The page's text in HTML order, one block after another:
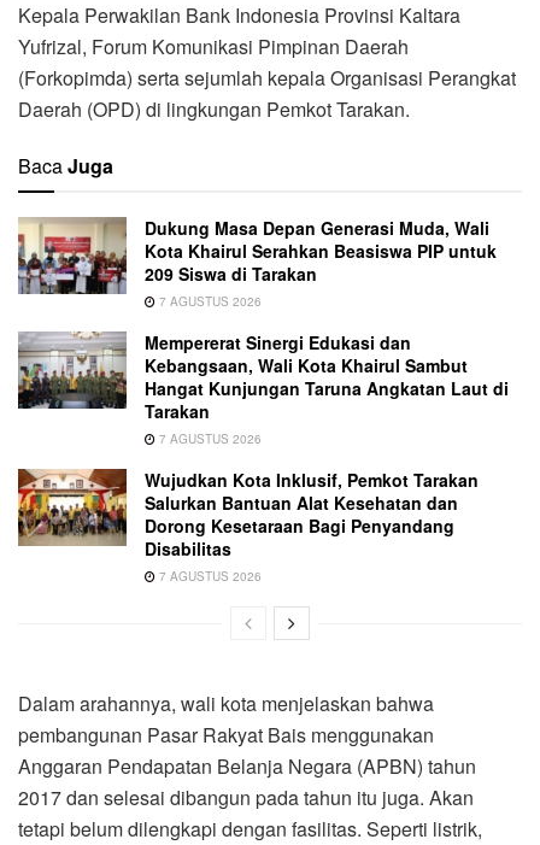
Kepala Perwakilan Bank Indonesia Provinsi Kaltara
Yufrizal, Forum Komunikasi Pimpinan Daerah
(Forkopimda) serta sejumlah kepala Organisasi Perangkat
Daerah (OPD) di lingkungan Pemkot Tarakan.
BacaJuga
Dukung Masa Depan Generasi Muda, Wali
Kota Khairul Serahkan Beasiswa PIP untuk
209 Siswa di Tarakan
7 AGUSTUS 2026
Mempererat Sinergi Edukasi dan
Kebangsaan, Wali Kota Khairul Sambut
Hangat Kunjungan Taruna Angkatan Laut di
Tarakan
7 AGUSTUS 2026
Wujudkan Kota Inklusif, Pemkot Tarakan
Salurkan Bantuan Alat Kesehatan dan
Dorong Kesetaraan Bagi Penyandang
Disabilitas
7 AGUSTUS 2026
Dalam arahannya, wali kota menjelaskan bahwa
pembangunan Pasar Rakyat Bais menggunakan
Anggaran Pendapatan Belanja Negara (APBN) tahun
2017 dan selesai dibangun pada tahun itu juga. Akan
tetapi belum dilengkapi dengan fasilitas. Seperti listrik,